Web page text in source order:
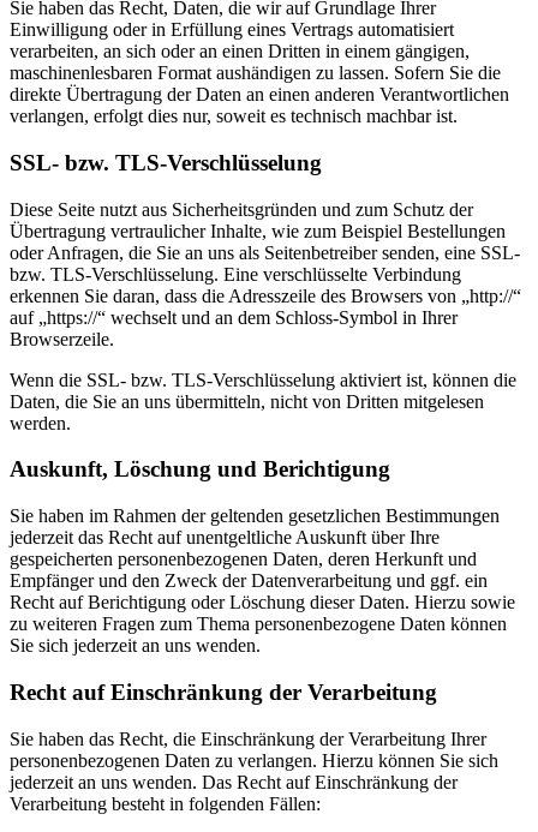
Sie haben das Recht, Daten, die wir auf Grundlage Ihrer
Einwilligung oder in Erfüllung eines Vertrags automatisiert
verarbeiten, an sich oder an einen Dritten in einem gängigen,
maschinenlesbaren Format aushändigen zu lassen. Sofern Sie die
direkte Übertragung der Daten an einen anderen Verantwortlichen
verlangen, erfolgt dies nur, soweit es technisch machbar ist.
SSL- bzw. TLS-Verschlüsselung
Diese Seite nutzt aus Sicherheitsgründen und zum Schutz der
Übertragung vertraulicher Inhalte, wie zum Beispiel Bestellungen
oder Anfragen, die Sie an uns als Seitenbetreiber senden, eine SSL-
bzw. TLS-Verschlüsselung. Eine verschlüsselte Verbindung
erkennen Sie daran, dass die Adresszeile des Browsers von „http://“
auf „https://“ wechselt und an dem Schloss-Symbol in Ihrer
Browserzeile.
Wenn die SSL- bzw. TLS-Verschlüsselung aktiviert ist, können die
Daten, die Sie an uns übermitteln, nicht von Dritten mitgelesen
werden.
Auskunft, Löschung und Berichtigung
Sie haben im Rahmen der geltenden gesetzlichen Bestimmungen
jederzeit das Recht auf unentgeltliche Auskunft über Ihre
gespeicherten personenbezogenen Daten, deren Herkunft und
Empfänger und den Zweck der Datenverarbeitung und ggf. ein
Recht auf Berichtigung oder Löschung dieser Daten. Hierzu sowie
zu weiteren Fragen zum Thema personenbezogene Daten können
Sie sich jederzeit an uns wenden.
Recht auf Einschränkung der Verarbeitung
Sie haben das Recht, die Einschränkung der Verarbeitung Ihrer
personenbezogenen Daten zu verlangen. Hierzu können Sie sich
jederzeit an uns wenden. Das Recht auf Einschränkung der
Verarbeitung besteht in folgenden Fällen: